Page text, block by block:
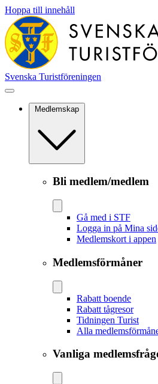
Hoppa till innehåll
Svenska Turistföreningen
Medlemskap
Bli medlem/medlem
Gå med i STF
Logga in på Mina
Medlemskort i appen
Medlemsförmåner
Rabatt boende
Rabatt tågresor
Tidningen Turist
Alla
Vanliga